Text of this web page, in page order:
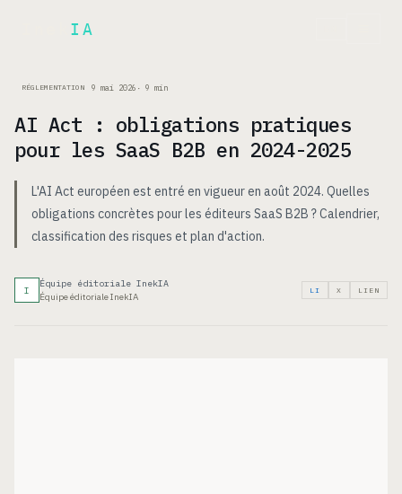
IA
RÉGLEMENTATION 9 mai 2026 · 9 min
AI Act : obligations pratiques
pour les SaaS B2B en 2024-2025
L'AI Act européen est entré en vigueur en août 2024. Quelles
obligations concrètes pour les éditeurs SaaS B2B ? Calendrier,
classification des risques et plan d'action.
I
Équipe éditoriale InekIA
Équipe éditoriale InekIA
LI X LIEN